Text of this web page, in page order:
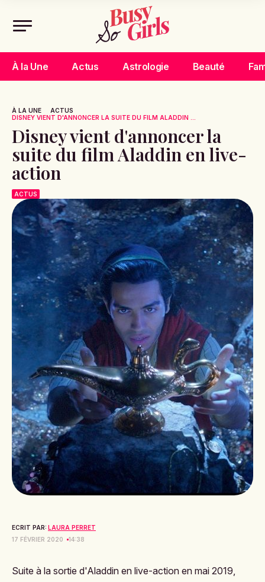
À la Une Actus Astrologie Beauté
À LA UNE
ACTUS
DISNEY VIENT D'ANNONCER LA SUITE DU FILM ALADDIN ...
Disney vient d'annoncer la
suite du film Aladdin en live-
action
ACTUS
ECRIT PAR: LAURA PERRET
17 FÉVRIER 2020
14:38
Suite à la sortie d'Aladdin en live-action en mai 2019,